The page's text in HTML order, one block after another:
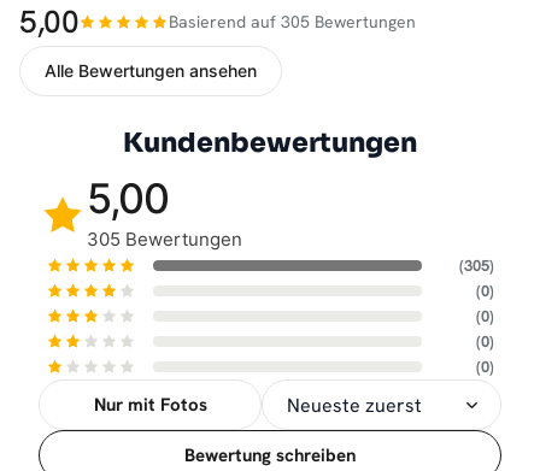
5,00 Basierend auf 305 Bewertungen
Alle Bewertungen ansehen
Kundenbewertungen
5,00
305 Bewertungen
(305)
(0)
(0)
(0)
(0)
Nur mit Fotos
Sortierung
Bewertung schreiben